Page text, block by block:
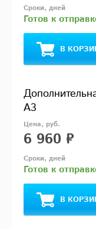
Готов к
В
А3
6 960 ₽
Готов к
В